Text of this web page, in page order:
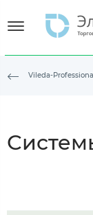
Vileda-Professional